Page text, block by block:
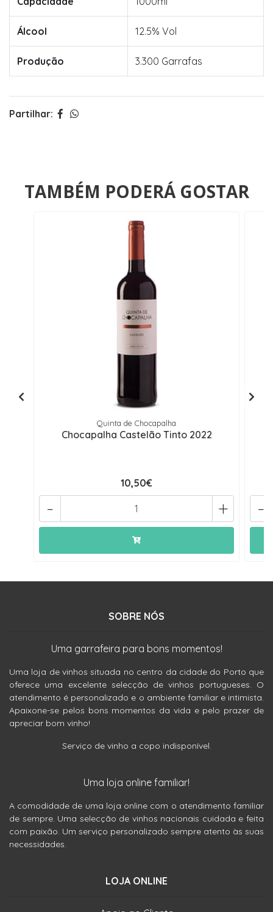
Álcool 12.5% Vol
Produção 3.300 Garrafas
Partilhar:
TAMBÉM PODERÁ GOSTAR
Quinta de Chocapalha
Chocapalha Castelão Tinto 2022
10,50€
+
- -
SOBRE NÓS
Uma garrafeira para bons momentos!
Uma loja de vinhos situada no centro da cidade do Porto que
oferece uma excelente selecção de vinhos portugueses. O
atendimento é personalizado e o ambiente familiar e intimista.
Apaixone-se pelos bons momentos da vida e pelo prazer de
apreciar bom vinho!
Serviço de vinho a copo indisponível.
Uma loja online familiar!
A comodidade de uma loja online com o atendimento familiar
de sempre. Uma selecção de vinhos nacionais cuidada e feita
com paixão. Um serviço personalizado sempre atento às suas
necessidades.
LOJA ONLINE